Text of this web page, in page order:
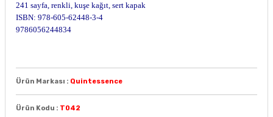
241 sayfa, renkli, kuşe kağıt, sert kapak
ISBN: 978-605-62448-3-4
9786056244834
Ürün Markası : Quintessence
Ürün Kodu : T042